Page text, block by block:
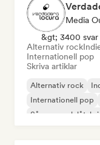
Media
&gt; 3400 svar
Alternativ rock
Internationell pop
Skriva artiklar
Alternativ rock
Internationell pop
Sångare och